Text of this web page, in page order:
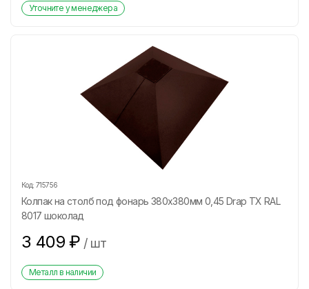
Уточните у менеджера
Код: 715756
Колпак на столб под фонарь 380х380мм 0,45 Drap ТХ RAL
8017 шоколад
3 409 ₽ / шт
Металл в наличии